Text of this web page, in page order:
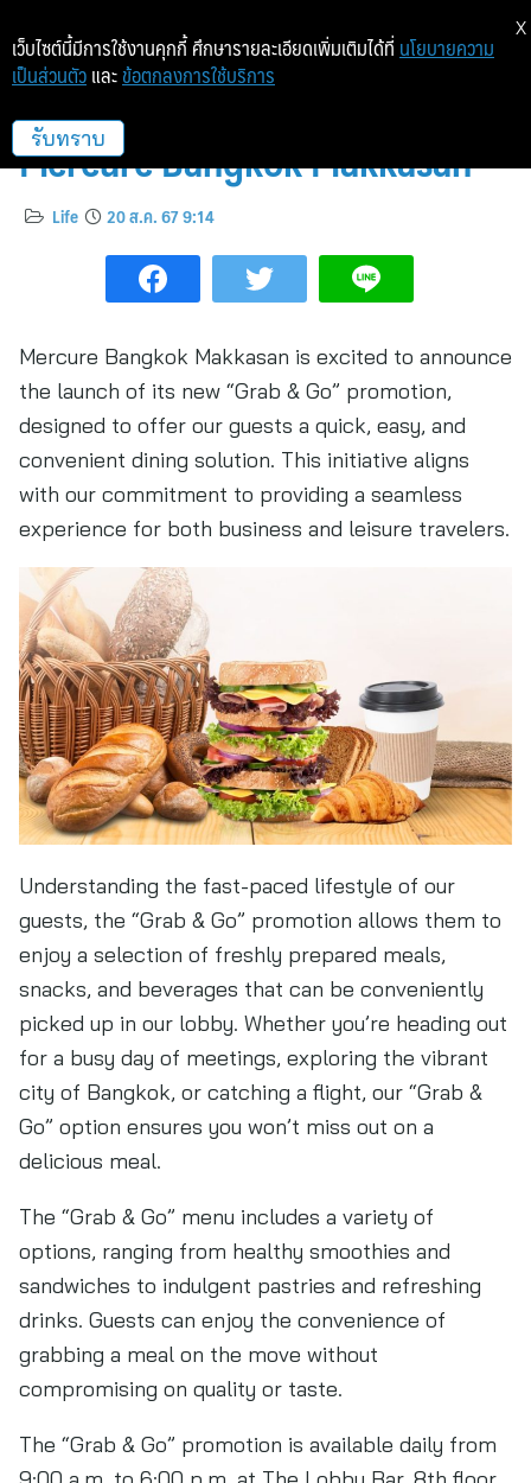
Grab a Bite, Go with Delight at
Mercure Bangkok Makkasan
Life 20 ส.ค. 67 9:14
Mercure Bangkok Makkasan is excited to announce
the launch of its new “Grab & Go” promotion,
designed to offer our guests a quick, easy, and
convenient dining solution. This initiative aligns
with our commitment to providing a seamless
experience for both business and leisure travelers.
Understanding the fast-paced lifestyle of our
guests, the “Grab & Go” promotion allows them to
enjoy a selection of freshly prepared meals,
snacks, and beverages that can be conveniently
picked up in our lobby. Whether you’re heading out
for a busy day of meetings, exploring the vibrant
city of Bangkok, or catching a flight, our “Grab &
Go” option ensures you won’t miss out on a
delicious meal.
The “Grab & Go” menu includes a variety of
options, ranging from healthy smoothies and
sandwiches to indulgent pastries and refreshing
drinks. Guests can enjoy the convenience of
grabbing a meal on the move without
compromising on quality or taste.
The “Grab & Go” promotion is available daily from
เว็บไซต์นี้มีการใช้งานคุกกี้ ศึกษารายละเอียดเพิ่มเติมได้ที่ นโยบายความ
เป็นส่วนตัว และ ข้อตกลงการใช้บริการ
รับทราบ
X